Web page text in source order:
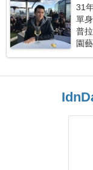
31
單
普
園